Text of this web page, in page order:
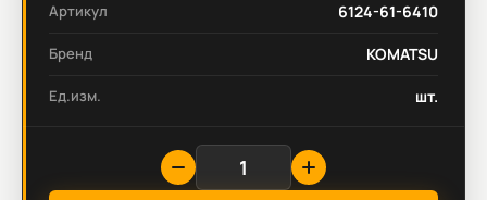
Артикул 6124-61-6410
Бренд KOMATSU
Ед.изм. шт.